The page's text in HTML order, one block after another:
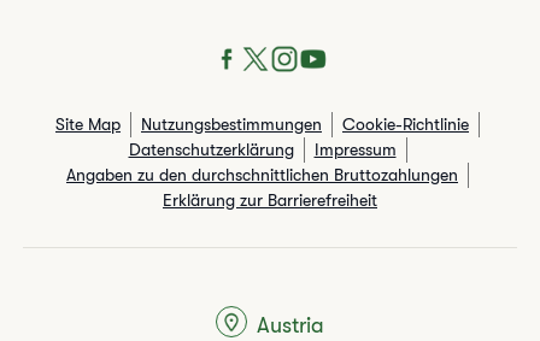
Site Map Nutzungsbestimmungen
Cookie-Richtlinie
Datenschutzerklärung
Impressum
Angaben zu den durchschnittlichen Bruttozahlungen​
Erklärung zur Barrierefreiheit
Austria